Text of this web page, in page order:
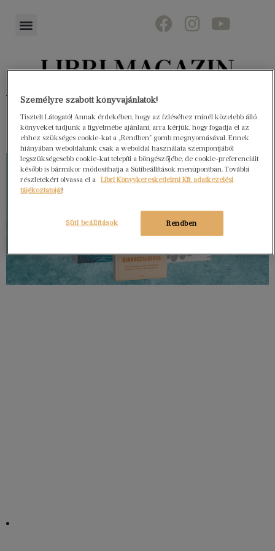
Könyvektől az olvasókig
Személyre szabott könyvajánlatok!
Tisztelt Látogató! Annak érdekében, hogy az ízléséhez minél közelebb álló
könyveket tudjunk a figyelmébe ajánlani, arra kérjük, hogy fogadja el az
ehhez szükséges cookie-kat a „Rendben” gomb megnyomásával. Ennek
hiányában weboldalunk csak a weboldal használata szempontjából
legszükségesebb cookie-kat telepíti a böngészőjébe, de cookie-preferenciáit
később is bármikor módosíthatja a Sütibeállítások menüpontban. További
részletekért olvassa el a
Libri Könyvkereskedelmi Kft. adatkezelési
tájékoztatóját!
Rendben
Süti beállítások